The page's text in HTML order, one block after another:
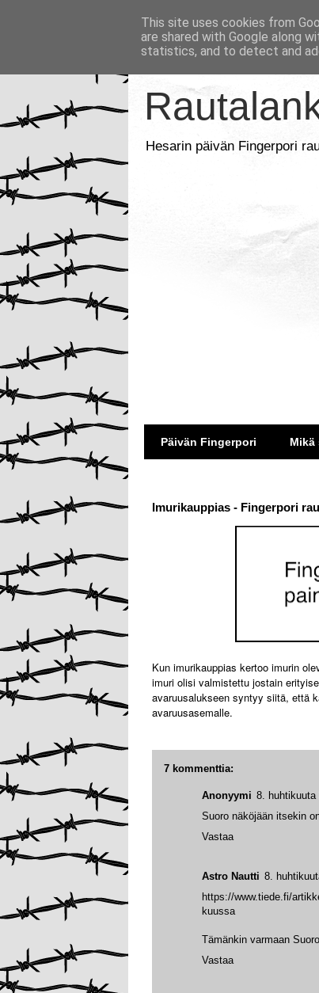
Hesarin päivän Fingerpori
Päivän Fingerpori
Imurikauppias - Fingerpori
Kun imurikauppias kertoo imurin
imuri olisi valmistettu jostain
avaruusalukseen syntyy siitä, että
avaruusasemalle.
7 kommenttia:
Astro Nautti 8.
https://www.tiede.fi/
kuussa
Tämänkin varmaan
Vastaa
Anonyymi 8. huhtikuuta
Suoro näköjään itsekin
Vastaa
This site uses cookies from
are shared with Google along
statistics, and to detect and